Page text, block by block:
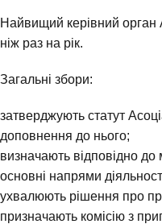
Найвищий керівний орган
ніж раз на рік.
Загальні збори:
затверджують статут
доповнення до нього;
визначають відповідно до
основні напрями
ухвалюють рішення про
призначають комісію з